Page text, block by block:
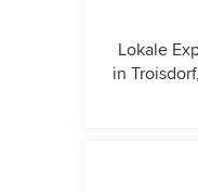
Lokale
in